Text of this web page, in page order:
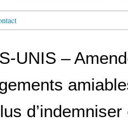
UNIS –